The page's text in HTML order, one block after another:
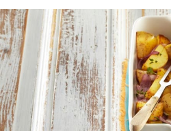
Články
TV Program
Škola vaření